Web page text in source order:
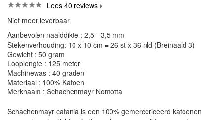
Lees 40 reviews
Niet meer leverbaar
Aanbevolen naalddikte : 2,5 - 3,5 mm
Stekenverhouding: 10 x 10 cm = 26 st x 36 nld (Breinaald 3)
Gewicht : 50 gram
Looplengte : 125 meter
Machinewas : 40 graden
Materiaal : 100% Katoen
Merknaam : Schachenmayr Nomotta
Schachenmayr catania is een 100% gemercericeerd katoenen